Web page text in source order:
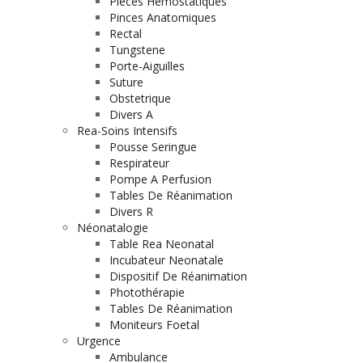
Pinces Anatomiques
Rectal
Tungstene
Porte-Aiguilles
Suture
Obstetrique
Divers A
Rea-Soins Intensifs
Pousse Seringue
Respirateur
Pompe A Perfusion
Tables De Réanimation
Divers R
Néonatalogie
Table Rea Neonatal
Incubateur Neonatale
Dispositif De Réanimation
Photothérapie
Tables De Réanimation
Moniteurs Foetal
Urgence
Ambulance